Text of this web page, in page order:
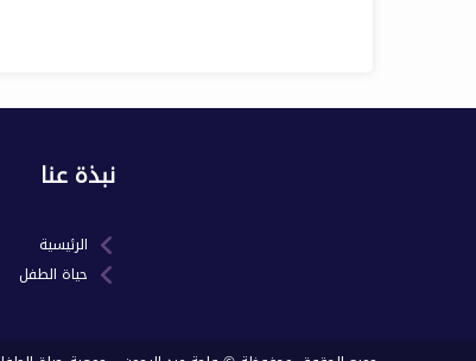
نبذة عنا
الرئيسية
حياة الطفل